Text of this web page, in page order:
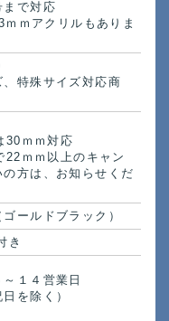
まで対応
ｍアクリルもありま
、特殊サイズ対応商
30ｍｍ対応
22ｍｍ以上のキャン
方は、お知らせくだ
ールドブラック）
き
１４営業日
日を除く）